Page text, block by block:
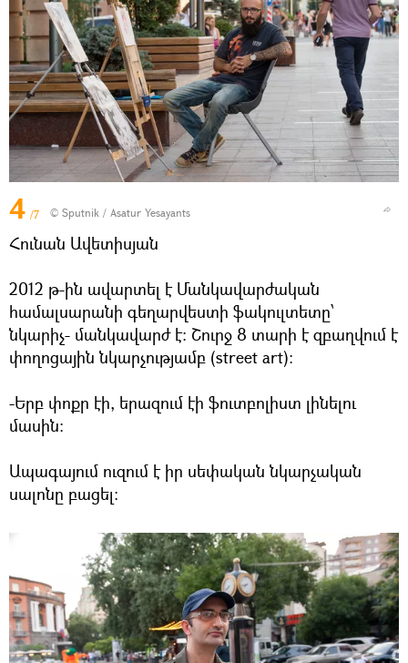
4 /7 © Sputnik / Asatur Yesayants
Հունան Ավետիսյան
2012 թ-ին ավարտել է Մանկավարժական
համալսարանի գեղարվեստի ֆակուլտետը՝
նկարիչ- մանկավարժ է: Շուրջ 8 տարի է զբաղվում է
փողոցային նկարչությամբ (street art):
-Երբ փոքր էի, երազում էի ֆուտբոլիստ լինելու
մասին:
Ապագայում ուզում է իր սեփական նկարչական
սալոնը բացել: